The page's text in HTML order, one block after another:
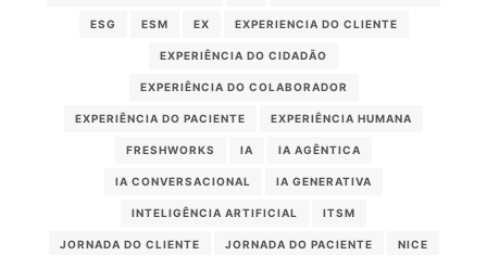
ESG ESM EX EXPERIENCIA DO CLIENTE
EXPERIÊNCIA DO CIDADÃO
EXPERIÊNCIA DO COLABORADOR
EXPERIÊNCIA DO PACIENTE EXPERIÊNCIA HUMANA
FRESHWORKS IA IA AGÊNTICA
IA CONVERSACIONAL IA GENERATIVA
INTELIGÊNCIA ARTIFICIAL ITSM
JORNADA DO CLIENTE JORNADA DO PACIENTE NICE